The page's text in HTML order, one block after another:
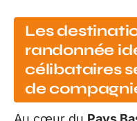
Les
randonnée
célibataires
de